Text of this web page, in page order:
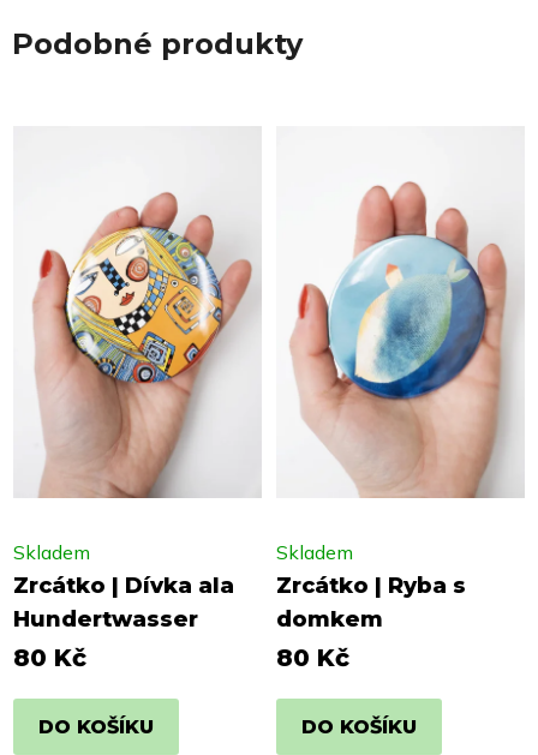
Podobné produkty
Zrcátko | Dívka ala
Hundertwasser
Skladem
80 Kč
DO KOŠÍKU
Zrcátko | Ryba s
domkem
Skladem
80 Kč
DO KOŠÍKU